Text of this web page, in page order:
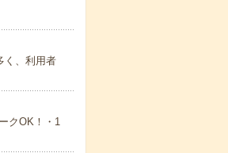
く、利用者
クOK！・1